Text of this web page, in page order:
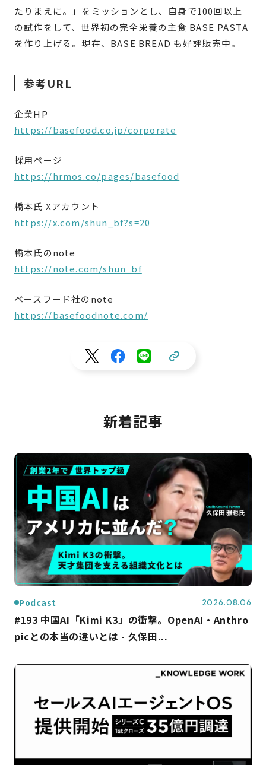
たりまえに。」をミッションとし、自身で100回以上
の試作をして、世界初の完全栄養の主食 BASE PASTA
を作り上げる。現在、BASE BREAD も好評販売中。
参考URL
企業HP
https://basefood.co.jp/corporate
採用ページ
https://hrmos.co/pages/basefood
橋本氏 Xアカウント
https://x.com/shun_bf?s=20
橋本氏のnote
https://note.com/shun_bf
ベースフード社のnote
https://basefoodnote.com/
新着記事
Podcast 2026.08.06
#193 中国AI「Kimi K3」の衝撃。OpenAI・Anthro
picとの本当の違いとは - 久保田...